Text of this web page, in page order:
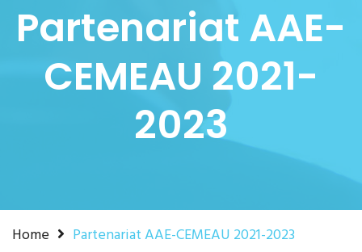
Partenariat AAE-
CEMEAU 2021-
2023
Home Partenariat AAE-CEMEAU 2021-2023